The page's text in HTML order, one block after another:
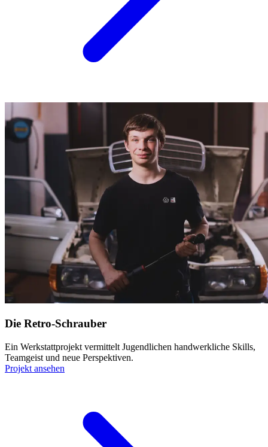
Die Retro-Schrauber
Ein Werkstattprojekt vermittelt Jugendlichen handwerkliche Skills,
Teamgeist und neue Perspektiven.
Projekt ansehen